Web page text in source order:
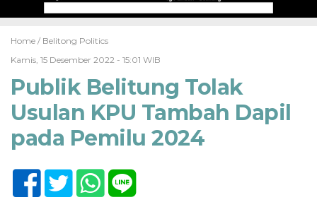
Home / Belitong Politics
Kamis, 15 Desember 2022 - 15:01 WIB
Publik Belitung Tolak
Usulan KPU Tambah Dapil
pada Pemilu 2024